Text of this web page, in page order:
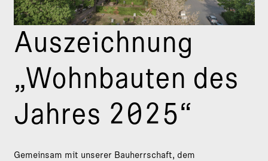
Auszeichnung
„Wohnbauten des
Jahres 2025“
Gemeinsam mit unserer Bauherrschaft, dem